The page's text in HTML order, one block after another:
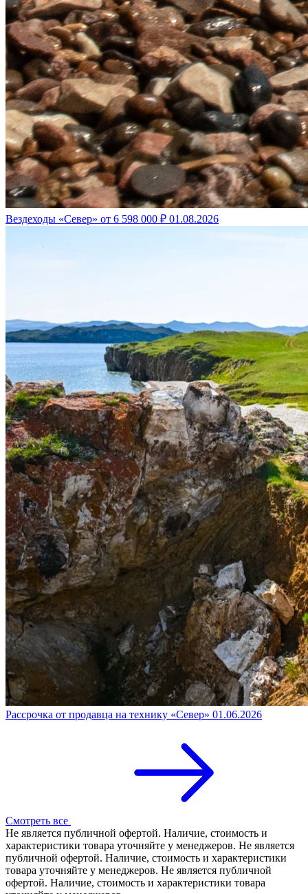
Вездеходы «Север» от 6 598 000 ₽ 01.08.2026
Рассрочка от продавца на технику «Север» 01.06.2026
Смотреть все
Не является публичной офертой. Наличие, стоимость и
характеристики товара уточняйте у менеджеров. Не является
публичной офертой. Наличие, стоимость и характеристики
товара уточняйте у менеджеров. Не является публичной
офертой. Наличие, стоимость и характеристики товара